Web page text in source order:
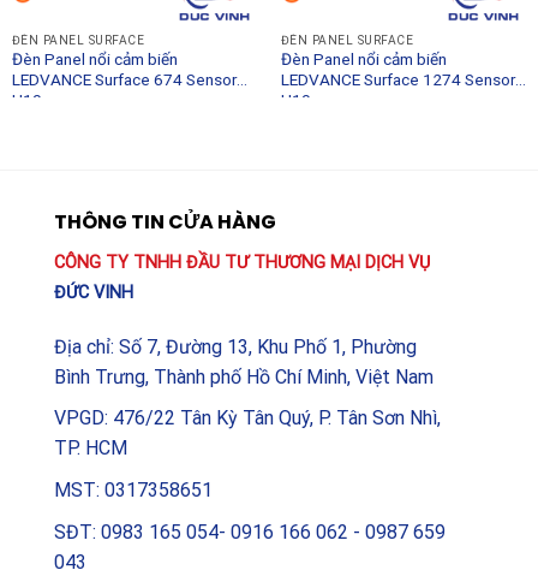
các nguồn nhiệt lớn hoặc khu vực có gió lùa mạnh liên
tục để cảm biến không bị nhiễu.
<\p>Quy trình lắp đặt bao gồm việc cố định khung đế
viên kỹ thuật điện. Sau khi lắp đặt, đèn sẽ tự động vận
hành theo thông số mặc định của nhà sản xuất, mang
lại sự tiện dụng ngay lập tức mà không cần cài đặt
<\h2>Thông số kỹ thuật tóm tắt
<\ul>
<\li><\strong>Tên sản phẩm: Đèn Panel nổi cảm biến
LEDVANCE Surface 674 Sensor
<\li><\strong>Kích thước: 674 x 674 mm
ĐÈN PANEL SURFACE
Đèn Panel nổi cảm biến
LEDVANCE Surface 674 Sensor
U19
ĐÈN PANEL SURFACE
Đèn Panel nổi cảm biến
LEDVANCE Surface 1274 Sensor
U19
THÔNG TIN CỬA HÀNG
CÔNG TY TNHH ĐẦU TƯ THƯƠNG MẠI DỊCH VỤ
ĐỨC VINH
Địa chỉ: Số 7, Đường 13, Khu Phố 1, Phường
Bình Trưng, Thành phố Hồ Chí Minh, Việt Nam
VPGD: 476/22 Tân Kỳ Tân Quý, P. Tân Sơn Nhì,
TP. HCM
MST: 0317358651
SĐT: 0983 165 054- 0916 166 062 - 0987 659
043